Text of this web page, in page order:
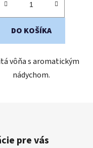
DO KOŠÍKA
vôňa s aromatickým
nádychom.
pre vás